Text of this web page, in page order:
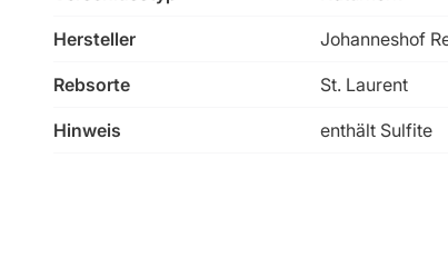
Hersteller Johanneshof
Rebsorte St. Laurent
Hinweis enthält Sulfite